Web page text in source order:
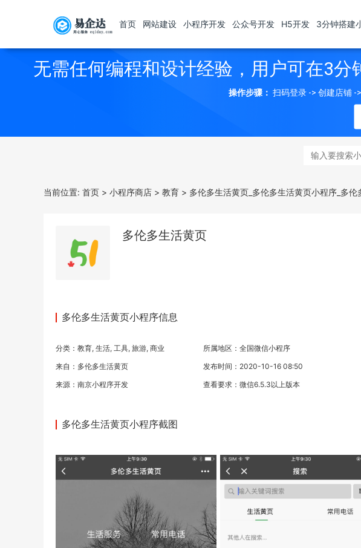
首页 网站建设 小程序开发 公众号开发 H5开发 3分钟搭建
无需任何编程和设计经验，用户可在3
操作步骤： 扫码登录 -> 创建店铺 -
当前位置: 首页 > 小程序商店 > 教育 > 多伦多生活黄页_多伦多生活黄页小程序_多
多伦多生活黄页
多伦多生活黄页小程序信息
分类： 教育, 生活, 工具, 旅游, 商业
所属地区：全国微信小程序
来自：多伦多生活黄页
发布时间：2020-10-16 08:50
来源： 南京小程序开发 查看要求：微信6.5.3以上版本
多伦多生活黄页小程序截图